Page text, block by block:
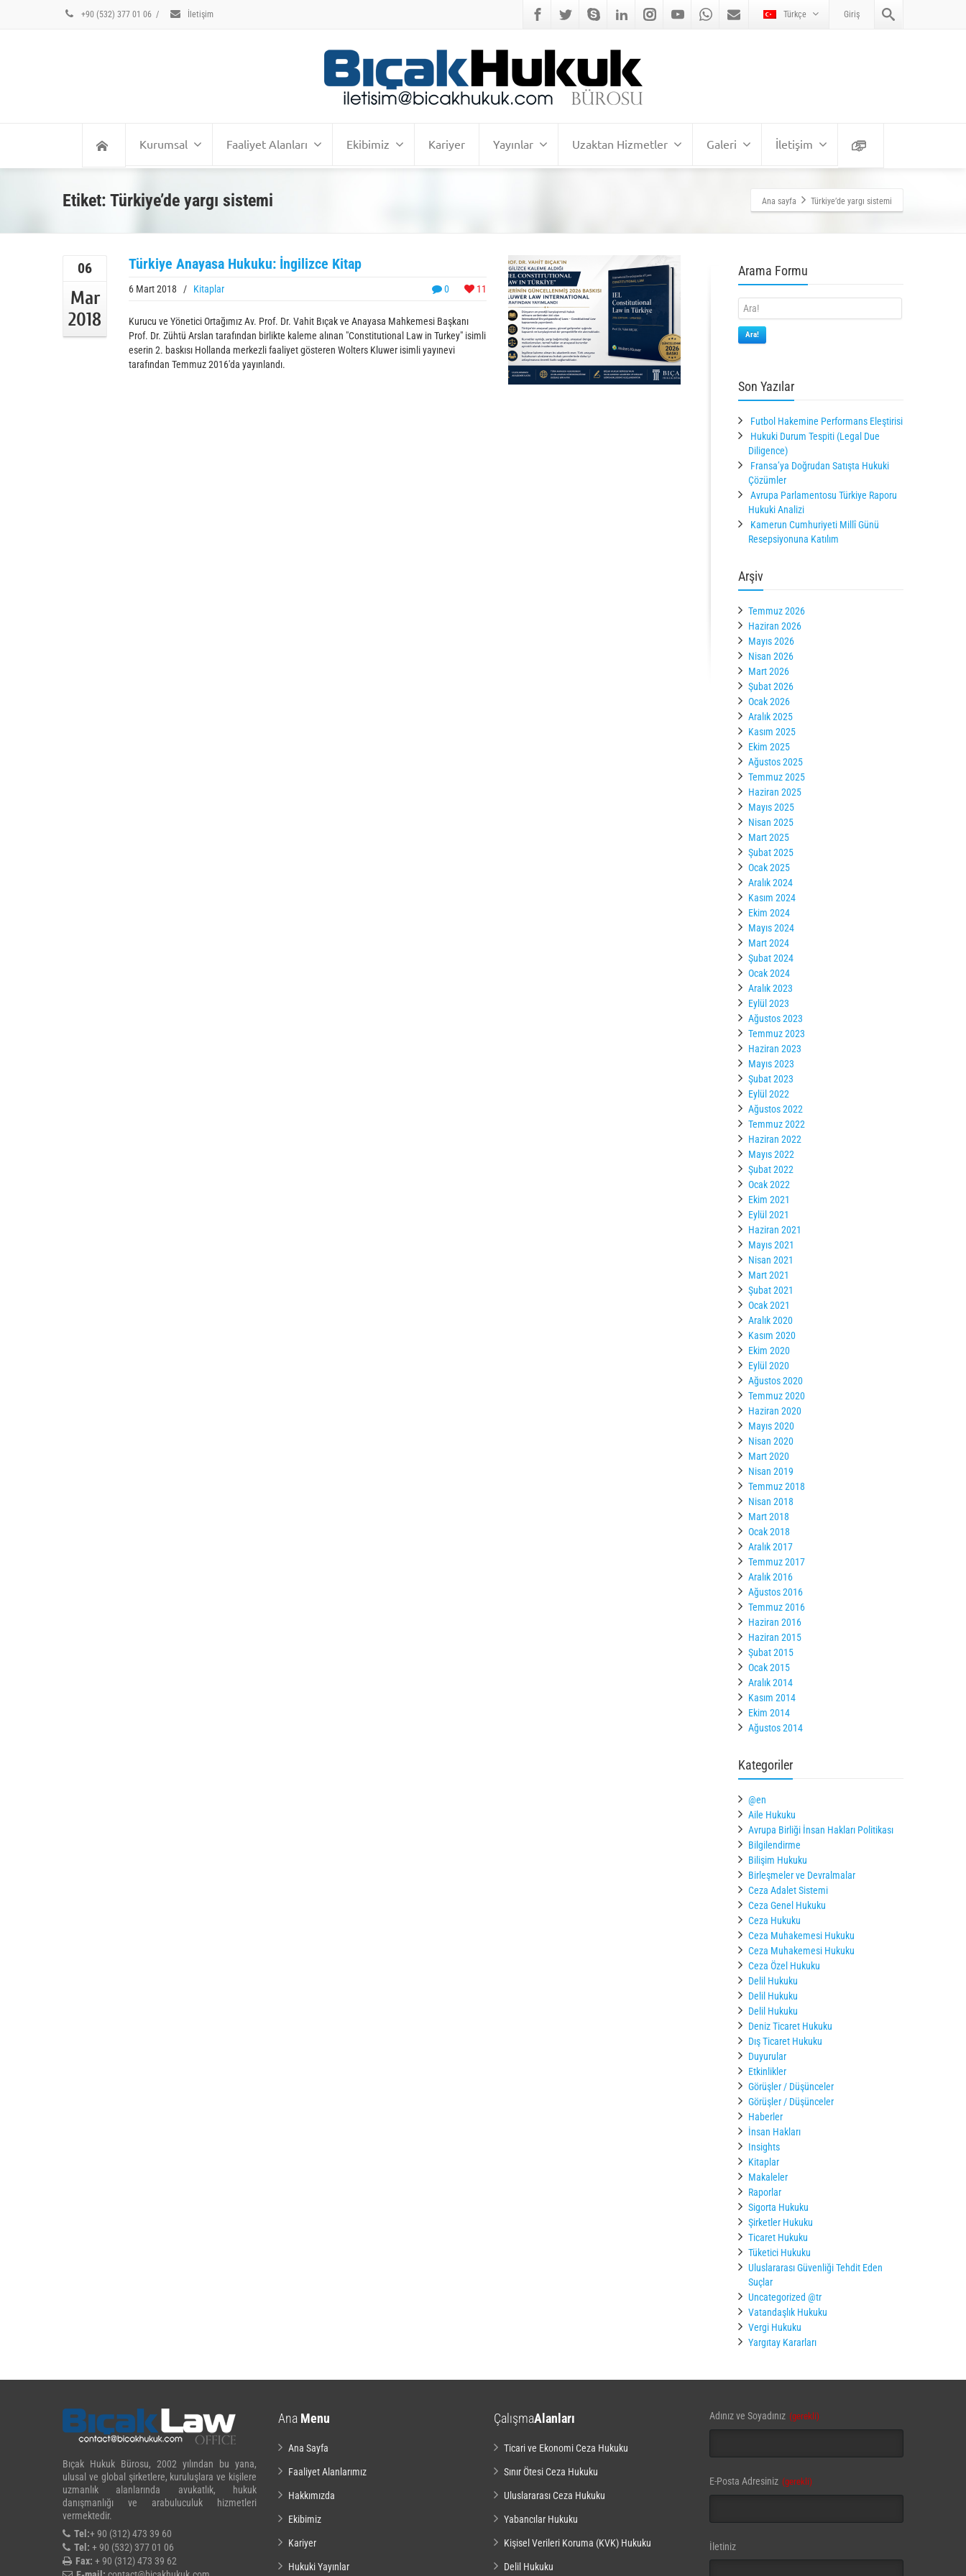
+90 (532) 377 01 06 / İletişim Türkçe Giriş
Kurumsal Faaliyet Alanları Ekibimiz Kariyer Yayınlar Uzaktan Hizmetler Galeri İletişim
Etiket: Türkiye’de yargı sistemi Ana sayfa Türkiye’de yargı sistemi
06
Mar
2018
Türkiye Anayasa Hukuku: İngilizce Kitap
0 11
6 Mart 2018 / Kitaplar
Kurucu ve Yönetici Ortağımız Av. Prof. Dr. Vahit Bıçak ve Anayasa Mahkemesi Başkanı
Prof. Dr. Zühtü Arslan tarafından birlikte kaleme alınan "Constitutional Law in Turkey" isimli
eserin 2. baskısı Hollanda merkezli faaliyet gösteren Wolters Kluwer isimli yayınevi
tarafından Temmuz 2016'da yayınlandı.
Arama Formu
Ara!
Son Yazılar
Futbol Hakemine Performans Eleştirisi
Hukuki Durum Tespiti (Legal Due
Diligence)
Fransa’ya Doğrudan Satışta Hukuki
Çözümler
Avrupa Parlamentosu Türkiye Raporu
Hukuki Analizi
Kamerun Cumhuriyeti Millî Günü
Resepsiyonuna Katılım
Arşiv
Temmuz 2026
Haziran 2026
Mayıs 2026
Nisan 2026
Mart 2026
Şubat 2026
Ocak 2026
Aralık 2025
Kasım 2025
Ekim 2025
Ağustos 2025
Temmuz 2025
Haziran 2025
Mayıs 2025
Nisan 2025
Mart 2025
Şubat 2025
Ocak 2025
Aralık 2024
Kasım 2024
Ekim 2024
Mayıs 2024
Mart 2024
Şubat 2024
Ocak 2024
Aralık 2023
Eylül 2023
Ağustos 2023
Temmuz 2023
Haziran 2023
Mayıs 2023
Şubat 2023
Eylül 2022
Ağustos 2022
Temmuz 2022
Haziran 2022
Mayıs 2022
Şubat 2022
Ocak 2022
Ekim 2021
Eylül 2021
Haziran 2021
Mayıs 2021
Nisan 2021
Mart 2021
Şubat 2021
Ocak 2021
Aralık 2020
Kasım 2020
Ekim 2020
Eylül 2020
Ağustos 2020
Temmuz 2020
Haziran 2020
Mayıs 2020
Nisan 2020
Mart 2020
Nisan 2019
Temmuz 2018
Nisan 2018
Mart 2018
Ocak 2018
Aralık 2017
Temmuz 2017
Aralık 2016
Ağustos 2016
Temmuz 2016
Haziran 2016
Haziran 2015
Şubat 2015
Ocak 2015
Aralık 2014
Kasım 2014
Ekim 2014
Ağustos 2014
Kategoriler
@en
Aile Hukuku
Avrupa Birliği İnsan Hakları Politikası
Bilgilendirme
Bilişim Hukuku
Birleşmeler ve Devralmalar
Ceza Adalet Sistemi
Ceza Genel Hukuku
Ceza Hukuku
Ceza Muhakemesi Hukuku
Ceza Muhakemesi Hukuku
Ceza Özel Hukuku
Delil Hukuku
Delil Hukuku
Delil Hukuku
Deniz Ticaret Hukuku
Dış Ticaret Hukuku
Duyurular
Etkinlikler
Görüşler / Düşünceler
Görüşler / Düşünceler
Haberler
İnsan Hakları
Insights
Kitaplar
Makaleler
Raporlar
Sigorta Hukuku
Şirketler Hukuku
Ticaret Hukuku
Tüketici Hukuku
Uluslararası Güvenliği Tehdit Eden
Suçlar
Uncategorized @tr
Vatandaşlık Hukuku
Vergi Hukuku
Yargıtay Kararları
Bıçak Hukuk Bürosu, 2002 yılından bu yana,
ulusal ve global şirketlere, kuruluşlara ve kişilere
uzmanlık alanlarında avukatlık, hukuk
danışmanlığı ve arabuluculuk hizmetleri
vermektedir.
Tel:+ 90 (312) 473 39 60
Tel: + 90 (532) 377 01 06
Fax: + 90 (312) 473 39 62
Ana Menu
Ana Sayfa
Faaliyet Alanlarımız
Hakkımızda
Ekibimiz
Kariyer
Hukuki Yayınlar
ÇalışmaAlanları
Ticari ve Ekonomi Ceza Hukuku
Sınır Ötesi Ceza Hukuku
Uluslararası Ceza Hukuku
Yabancılar Hukuku
Kişisel Verileri Koruma (KVK) Hukuku
Delil Hukuku
Adınız ve Soyadınız (gerekli)
E-Posta Adresiniz (gerekli)
İletiniz